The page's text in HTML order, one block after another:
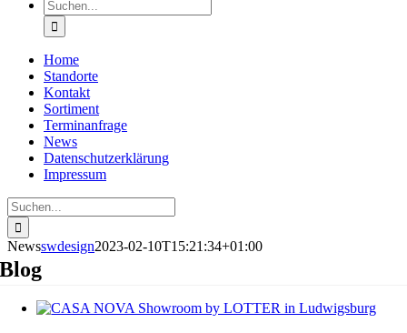
Suche
nach:
Home
Standorte
Kontakt
Sortiment
Terminanfrage
News
Datenschutzerklärung
Impressum
Suche
nach:
Newsswdesign2023-02-10T15:21:34+01:00
Blog